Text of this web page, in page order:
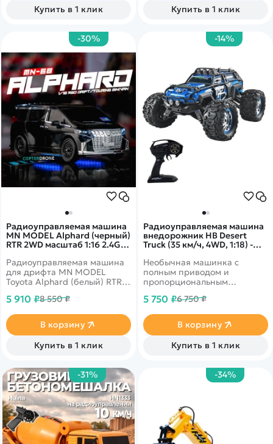
Купить в 1 клик
Купить в 1 клик
-30%
Радиоуправляемая машина
MN MODEL Alphard (черный)
RTR 2WD масштаб 1:16 2.4G -
Радиоуправляемая машина
для дрифта MN MODEL
Toyota Alphard (белый) RTR
5 910 ₽8 550 ₽
В корзину
Купить в 1 клик
-14%
Радиоуправляемая машина
внедорожник HB Desert
Truck (35 км/ч, 4WD, 1:18) -
Необычная машинка с
полным приводом и
пропорциональным
5 750 ₽6 750 ₽
В корзину
Купить в 1 клик
-31% -34%